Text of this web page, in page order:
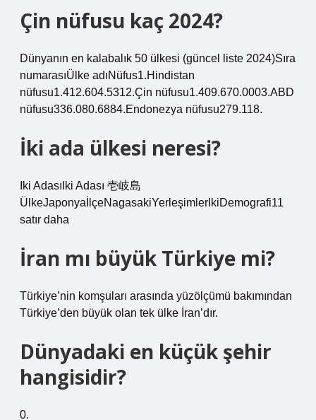
Çin nüfusu kaç 2024?
Dünyanın en kalabalık 50 ülkesi (güncel liste 2024)Sıra
numarasıÜlke adıNüfus1.Hindistan
nüfusu1.412.604.5312.Çin nüfusu1.409.670.0003.ABD
nüfusu336.080.6884.Endonezya nüfusu279.118.
İki ada ülkesi neresi?
Iki AdasıIki Adası 壱岐島
ÜlkeJaponyaİlçeNagasakiYerleşimlerIkiDemografi11
satır daha
İran mı büyük Türkiye mi?
Türkiye’nin komşuları arasında yüzölçümü bakımından
Türkiye’den büyük olan tek ülke İran’dır.
Dünyadaki en küçük şehir
hangisidir?
0.